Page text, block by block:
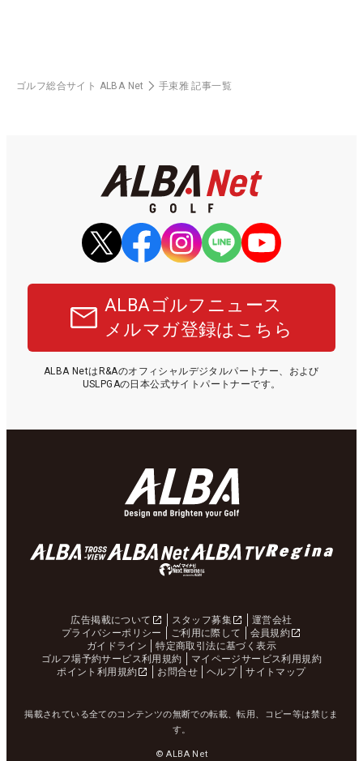
ゴルフ総合サイト ALBA Net 手束雅 記事一覧
ALBAゴルフニュース
メルマガ登録はこちら
ALBA NetはR&Aのオフィシャルデジタルパートナー、および
USLPGAの日本公式サイトパートナーです。
広告掲載について スタッフ募集
運営会社
プライバシーポリシー
ご利用に際して
会員規約
ガイドライン
特定商取引法に基づく表示
ゴルフ場予約サービス利用規約
マイページサービス利用規約
ポイント利用規約
お問合せ ヘルプ サイトマップ
掲載されている全てのコンテンツの無断での転載、転用、コピー等は禁じま
す。
© ALBA Net